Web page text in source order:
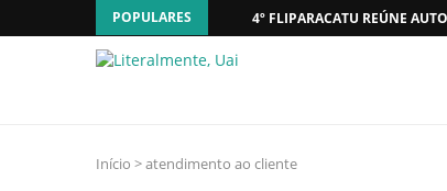
POPULARES 4º FLIPARACATU REÚNE
Início >atendimento ao cliente